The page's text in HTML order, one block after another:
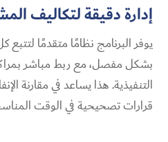
إدارة دقيقة لتكاليف
يوفر البرنامج نظامًا متقدمًا
بشكل مفصل، مع ربط مباشر
التنفيذية. هذا يساعد في مقارنة
قرارات تصحيحية في الوقت